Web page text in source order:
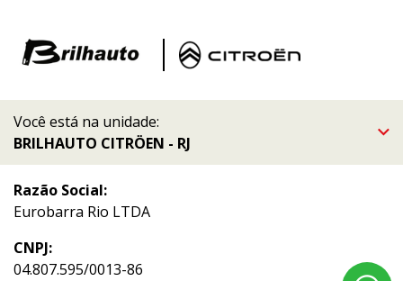
Você está na unidade:
BRILHAUTO CITRÖEN - RJ
Razão Social:
Eurobarra Rio LTDA
CNPJ:
04.807.595/0013-86